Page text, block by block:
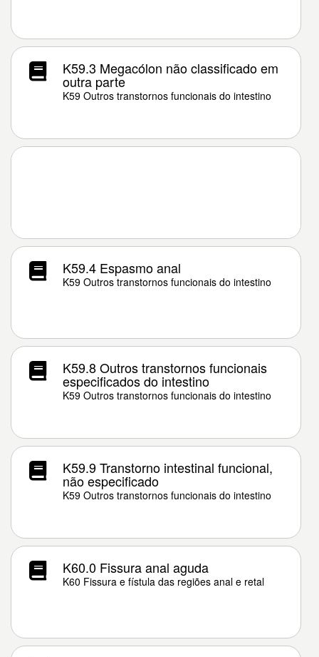
K59.3 Megacólon não classificado em
outra parte
K59 Outros transtornos funcionais do intestino
K59.4 Espasmo anal
K59 Outros transtornos funcionais do intestino
K59.8 Outros transtornos funcionais
especificados do intestino
K59 Outros transtornos funcionais do intestino
K59.9 Transtorno intestinal funcional,
não especificado
K59 Outros transtornos funcionais do intestino
K60.0 Fissura anal aguda
K60 Fissura e fístula das regiões anal e retal